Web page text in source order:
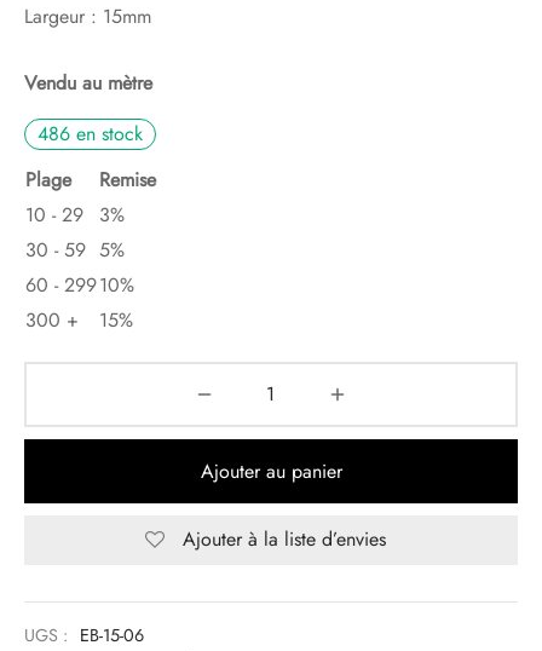
Largeur : 15mm
Vendu au mètre
486 en stock
Plage
Remise
10 - 29
3%
30 - 59 5%
60 - 29910%
300 +
15%
Ajouter au panier
Ajouter à la liste d’envies
UGS : EB-15-06